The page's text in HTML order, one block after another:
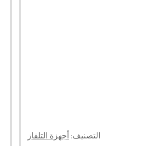
التصنيف:أجهزة التلفاز